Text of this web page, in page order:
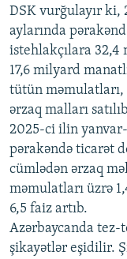
DSK vurğulayır ki,
aylarında
istehlakçılara 32,4
17,6 milyard
tütün
ərzaq malları
2025-ci ilin
pərakəndə ticarət
cümlədən ərzaq
məmulatları üzrə
6,5 faiz artıb.
Azərbaycanda tez-
şikayətlər eşidilir.